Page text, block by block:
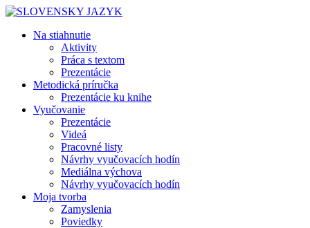
Skip
contentNa stiahnutie
Aktivity
Práca s textom
Prezentácie
Metodická príručka
Prezentácie ku knihe
Vyučovanie
Prezentácie
Videá
Pracovné listy
Návrhy vyučovacích hodín
Mediálna výchova
Návrhy vyučovacích hodín
Moja tvorba
Zamyslenia
Poviedky